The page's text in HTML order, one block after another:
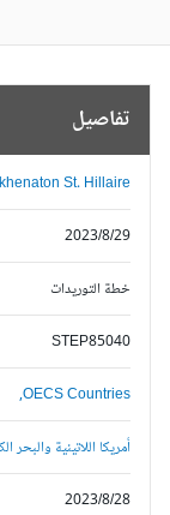
تفاصيل
Akhenaton St. Hillaire;
2023/8/29
خطة التوريدات
STEP85040
OECS Countries,
أمريكا اللاتينية والبحر
2023/8/28